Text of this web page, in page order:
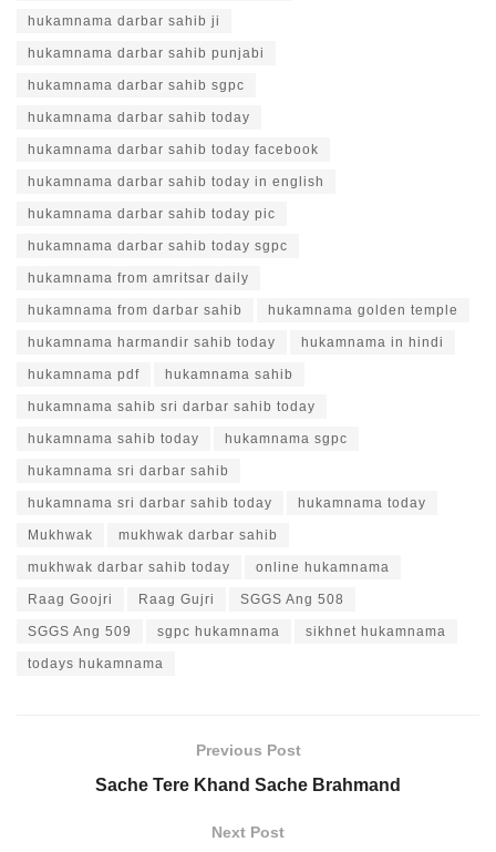
hukamnama darbar sahib ji
hukamnama darbar sahib punjabi
hukamnama darbar sahib sgpc
hukamnama darbar sahib today
hukamnama darbar sahib today facebook
hukamnama darbar sahib today in english
hukamnama darbar sahib today pic
hukamnama darbar sahib today sgpc
hukamnama from amritsar daily
hukamnama from darbar sahib hukamnama golden temple
hukamnama harmandir sahib today hukamnama in hindi
hukamnama pdf hukamnama sahib
hukamnama sahib sri darbar sahib today
hukamnama sahib today hukamnama sgpc
hukamnama sri darbar sahib
hukamnama sri darbar sahib today hukamnama today
Mukhwak mukhwak darbar sahib
mukhwak darbar sahib today online hukamnama
Raag Goojri Raag Gujri SGGS Ang 508
SGGS Ang 509 sgpc hukamnama sikhnet hukamnama
todays hukamnama
Previous Post
Sache Tere Khand Sache Brahmand
Next Post